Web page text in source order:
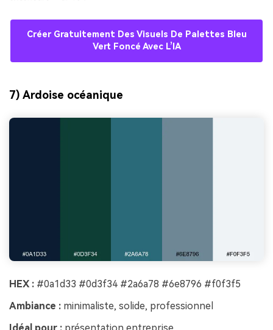
Créer Gratuitement Des Visuels De Palettes Bleu
Vert Foncé Avec L’IA
7) Ardoise océanique
HEX : #0a1d33 #0d3f34 #2a6a78 #6e8796 #f0f3f5
Ambiance : minimaliste, solide, professionnel
Idéal pour : présentation entreprise